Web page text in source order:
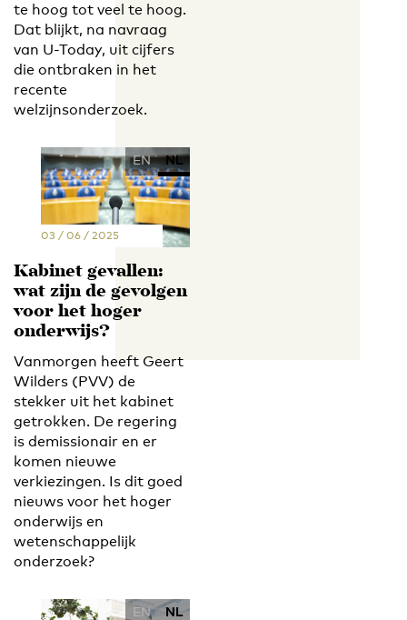
te hoog tot veel te hoog.
Dat blijkt, na navraag
van U-Today, uit cijfers
die ontbraken in het
recente
welzijnsonderzoek.
EN NL
03 / 06 / 2025
Kabinet gevallen:
wat zijn de gevolgen
voor het hoger
onderwijs?
Vanmorgen heeft Geert
Wilders (PVV) de
stekker uit het kabinet
getrokken. De regering
is demissionair en er
komen nieuwe
verkiezingen. Is dit goed
nieuws voor het hoger
onderwijs en
wetenschappelijk
onderzoek?
EN NL